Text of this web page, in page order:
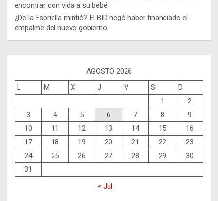
encontrar con vida a su bebé
¿De la Espriella mintió? El BID negó haber financiado el
empalme del nuevo gobierno
AGOSTO 2026
L
M X J V S
D
1
2
3
4 5 6 7 8
9
10
11 12 13 14 15
16
17
18 19 20 21 22
23
24
25 26 27 28 29
30
31
« Jul